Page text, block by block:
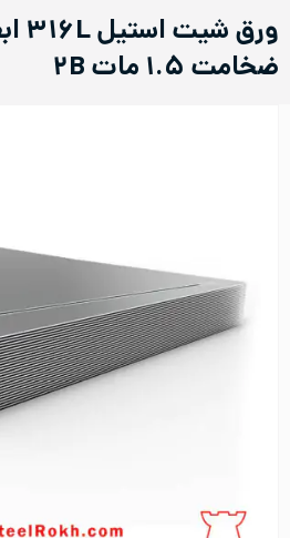
ضخامت ۱.۵ مات ۲B